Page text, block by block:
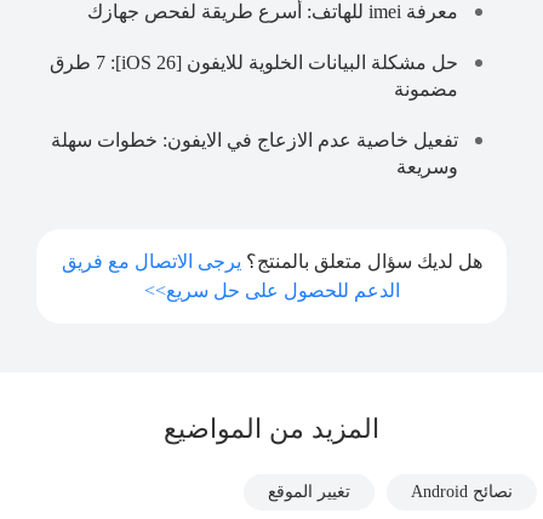
معرفة imei للهاتف: أسرع طريقة لفحص جهازك
حل مشكلة البيانات الخلوية للايفون [iOS 26]: 7 طرق
مضمونة
تفعيل خاصية عدم الازعاج في الايفون: خطوات سهلة
وسريعة
هل لديك سؤال متعلق بالمنتج؟ يرجى الاتصال مع فريق
الدعم للحصول على حل سريع>>
المزيد من المواضيع
نصائح Android تغيير الموقع